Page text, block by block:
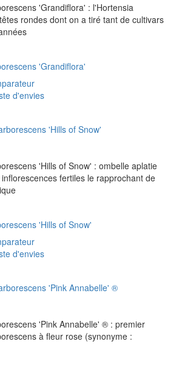
'Grandiflora' : l'Hortensia
rondes dont on a tiré tant de cultivars
'Grandiflora'
d'envies
'Hills of Snow' : ombelle aplatie
fertiles le rapprochant de
'Hills of Snow'
d'envies
'Pink Annabelle' ® : premier
à fleur rose (synonyme :